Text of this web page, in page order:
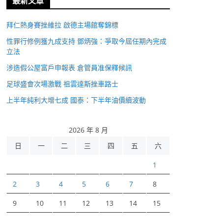
拜仁熱身賽挫維拉 啟德主場館奪錦標
性罪行修例獲九成支持 鄧炳強：爭取今屆任期內完成
立法
涉造假公屋富戶申報表 倉管員准保釋候訊
足球盛會次場激戰 祖雲達斯挫車路士
上半年純利大增七成 國泰：下半年油價續波動
2026 年 8 月
日
一 二 三 四 五 六
1
2 3 4 5 6 7 8
9 10 11 12 13 14 15